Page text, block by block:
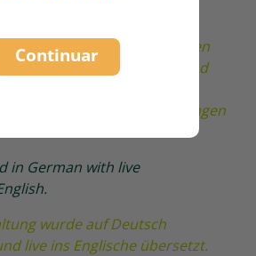
Continuar
Online-Seminar durch, um den
zwischen Klimawandel und
finden Sie die Aufzeichnungen
in German with live
wurde auf Deutsch
live ins Englische übersetzt.